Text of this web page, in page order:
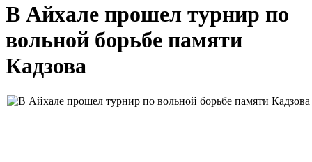
В Айхале прошел турнир по
вольной борьбе памяти
Кадзова